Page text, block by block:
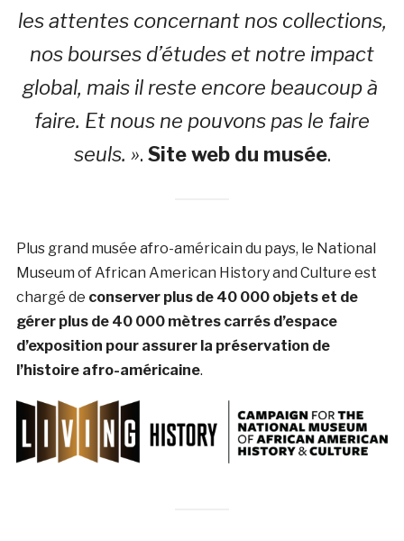
les attentes concernant nos collections,
nos bourses d’études et notre impact
global, mais il reste encore beaucoup à
faire. Et nous ne pouvons pas le faire
seuls. ». Site web du musée.
Plus grand musée afro-américain du pays, le National
Museum of African American History and Culture est
chargé de conserver plus de 40 000 objets et de
gérer plus de 40 000 mètres carrés d’espace
d’exposition pour assurer la préservation de
l’histoire afro-américaine.